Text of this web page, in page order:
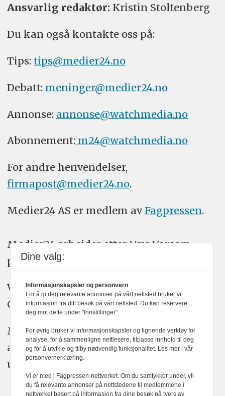
Ansvarlig redaktør: Kristin Stoltenberg
Du kan også kontakte oss på:
Tips: tips@medier24.no
Debatt: meninger@medier24.no
Annonse: annonse@watchmedia.no
Abonnement:m24@watchmedia.no
For andre henvendelser,
firmapost@medier24.no.
Medier24 AS er medlem av Fagpressen.
Medier24 arbeider etter Vær Varsom-
plakatens regler for god presseskikk.
Vi bruker KI-verktøy som ChatGPT,
Claude, og Gemini i journalistikken vår.
Medier24s redaksjon har alltid det fulle
ansvar for publisert innhold, med eller
uten bruk av kunstig intelligens.
Dine valg:
Informasjonskapsler og personvern
For å gi deg relevante annonser på vårt nettsted bruker vi
informasjon fra ditt besøk på vårt nettsted. Du kan reservere
deg mot dette under "Innstillinger".
For øvrig bruker vi informasjonskapsler og lignende verktøy for
analyse, for å sammenligne nettlesere, tilpasse innhold til deg
og for å utvikle og tilby nødvendig funksjonalitet. Les mer i vår
personvernerklæring.
Vi er med i Fagpressen-nettverket. Om du samtykker under, vil
du få relevante annonser på nettstedene til medlemmene i
nettverket basert på informasjon fra dine besøk på tvers av